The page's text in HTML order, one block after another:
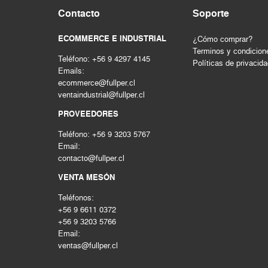
HERRAMIENTAS HIDRAULICAS
HERRAMIENTAS MANUALES
Herramientas mecanicas
HERRAMIENTAS NEUMATICAS
Herramientas pintura
INSTRUMENTOS DE MEDICIÓN
LIMPIEZA INDUSTRIAL
MATERIALES PARA JUNTAS
MOTORES - GENERADORES
Nacional
PERNOS Y FIJACIONES
QUIMICOS - ADHESIVOS
Contacto
ECOMMERCE E INDUSTRIAL
Teléfono: +56 9 4297 4145
Emails:
ecommerce@fullper.cl
ventaindustrial@fullper.cl
PROVEEDORES
Teléfono: +56 9 3203 5767
Email:
contacto@fullper.cl
VENTA MESÓN
Teléfonos:
+56 9 6611 0372
+56 9 3203 5766
Email:
ventas@fullper.cl
Soporte
¿Cómo comprar?
Terminos y
Políticas de